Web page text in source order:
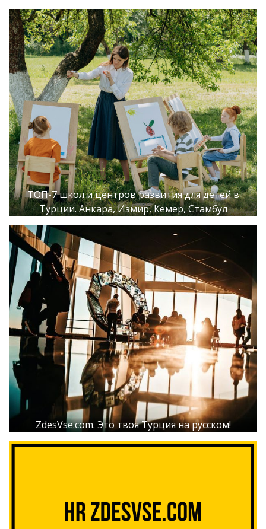
ТОП-7 школ и центров развития для детей в
Турции. Анкара, Измир, Кемер, Стамбул
ZdesVse.com. Это твоя Турция на русском!